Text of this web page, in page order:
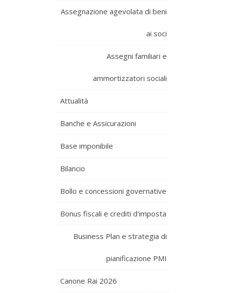
Assegnazione agevolata di beni
ai soci
Assegni familiari e
ammortizzatori sociali
Attualità
Banche e Assicurazioni
Base imponibile
Bilancio
Bollo e concessioni governative
Bonus fiscali e crediti d'imposta
Business Plan e strategia di
pianificazione PMI
Canone Rai 2026